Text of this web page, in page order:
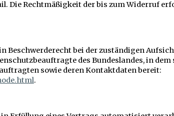
Die Rechtmäßigkeit der bis zum Widerruf
bei der zuständigen
des Bundeslandes, in dem
sowie deren Kontaktdaten bereit:
.